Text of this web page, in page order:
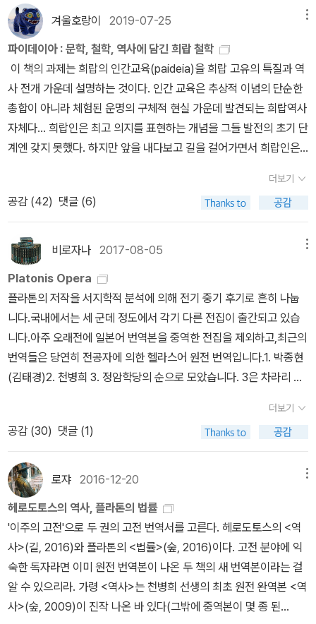
을 타락시킬 뿐이다. 시장에서 물건을 사고팔 때, 물건 값은 하나뿐이
라고 보았다. 따라서 물건이 좋다고 치켜세우거나 우수하다고 떠들어
대는 것은 금지된다. 그리고 특정한 물건이 불균등하면 고르고 균등
하게 재분배해야 한다. 드문 재능을 지니고 최고의 교육을 받은 소수
는 필요한 것만 적정하게 선택하고 돈벌이에 관심을 갖지 않는다. 하
지만 대다수는 한없이 욕구하므로 자신의 혼을 무절제한 욕구에 팔아
넘길 뿐이다. 국가는 상업을 제한하는데, 상인, 임금노동자, 여관주인
등의 상행위를 엄격하게 규제한다. 이는 가난과 부를 모두 바람직하
물론이고 시장 거래도 대규모로 이루어지기 어려우므로 관리들은 소
매상의 수를 줄이고 소매 행위도 철저하게 감독한다. 이는 소매업이
모든 주민에게 유익하고, 이용하는 사회구성원에게 해악을 덜 끼치게
해야 한다고 보기 때문이다. 공동체의 교육과 훈련에서 남녀는 차별
받지 않는다. 교육과 관련해서 여자들도 똑같이 교육받아야 한다. 이
는 남녀가 합심해서 같은 목표를 추구해야 하기 때문이다. 이를 거부
하는 대부분의 국가에 대해서 반쪽 국가에 지나지 않는다고 비판한
다. 플라톤은 온전한 법률 제도를 갖추고 잘 다스려지고, 미덕을 발휘
하기에 유리한 조건들을 갖춘 나라도 불법 행위에 대한 규정과 처벌
이 필요하다고 본다. 그런데 이런 형법과 처벌의 성격과 의미는 어떤
받는 자를 더 유덕하게, 덜 사악하게 개선하기 위한 것이라고 본다. 곧
참된 정의를 사랑하도록 이끌기 위해서 처벌을 가하고자 한다. 이는
불의가 즐거움, 기개, 무지 때문에 생기는 것이라고 보고, 이런 악덕에
이끌리는 혼 대신에 훌륭한 것에 대한 믿음이 혼을 지배하도록 할 필
요가 있다고 본다. 각자의 혼을 도야함으로써 격정, 두려움, 즐거움,
욕구 따위가 혼을 지배하지 않도록 하는 것이 바람직하다. 처벌은 그
자체가 목표가 아니라 교정, 곧 미덕을 통해서 변화된 개인을 지향한
다. 형법과 처벌은 소극적인 규정들이지만 이런 관점에서 해석할 때
공동체의 질서를 부정하는 개인들을 변증법적으로 부정함으로써 공
0Meno.pdfG.M.A. Grube (1997 ?)'Indeed, if a joke is in ord
er, you seem, in appearance and in every other way, to be l
ike the broad torpedo fish, for it too makes anyone who c
omes close and touches it feel numb, and you now seem t
o have had that kind of effect on me, for both my mind an
d my tongue are numb, and I have no answer to give yo
u.'https://commons.princeton.edu/eng574-s23/wp-conte
nt/uploads/sites/348/2023/02/Plato-Meno.pdfJ. Holbo &
hole business into a bit of a joke, on the inside you’re like o
ne of those stingrays that paralyzes everything it touches;
you look a bit like one, too – broad and flat. Anyway, now
you’ve done it to me; both my mind and my tongue are co
mpletely numb. I’ve got no answer to give you.'https://123
philosophy.wordpress.com/wp-content/uploads/2018/09/
meno.pdfCathal Woods (2011-2012)'You seem to me, if it i
s possible to joke a little, to be, in appearance and in every
way, exactly like the broad electric ray of the sea, for it to
o numbs anyone who approaches and comes in contact
with it, and now you seem to have put me in something lik
e the same state.'https://marom.net.technion.ac.il/files/20
18/09/Meno.pdf 과거에는 torpedo fish라고 옮겼는데, Cathal
을 써서 electric ray로 옮기고 있다. torpedo는 '어뢰'를 뜻하기도
한다. (고대?) 그리스어 원문은 다음과 같다.'Καὶ γὰρ δὴ εἴπερ δ
εῖ καὶ σκώψαντά σε εἰπεῖν, δοκεῖς μοι καὶ τῇ ὄψει καὶ ἄλλ
ῳ παντὶ τρόπῳ ὅμοιος εἶναι τῇ πλατείᾳ νάρκῃ τῇ θαλαττί
ᾳ. καὶ γὰρ αὕτη τοὺς πλησιάζοντας καὶ ἁπτομένους ναρκ
ᾶν ποιεῖ, καὶ σύ μοι δοκεῖς νυνὶ τοιοῦτόν τι πεποιηκέναι,
ναρκᾶν με· καὶ γὰρ τὴν ψυχὴν καὶ τὸ στόμα νενάρκην κα
ὶ οὐκ ἔχω ὅτι ἀποκρίνομαι σοι.' 앞의 '넓적한'(flat, broad, π
>와 <법률>이 그 선례를 따른다면, 결국 시리즈의 통일성을 스스로
저버리는 꼴이 되어 버릴 터이니 어떻게 될지 궁금하다.여하간 정암
학당이 출판사를 옮기고 뭐하는 와중에 '국내 최초 원전 번역 플라톤
전집' 완간의 영예는 엉뚱하게도 후발 주자인 천병희가 가져가고 말
았으니, 한편으로는 아이러니하고 또 한편으로는 쌤통이라는 느낌도
없지 않다. 심지어 철학 전공자도 아니라며 무시당하던 천병희에게
뒤처졌으니 전공자 모임인 정암학당으로선 참 민망하지 않겠나.우스
자를 농락한 바 있다는 점이다. 즉 원래는 전집을 의도하지 않고 두세
편씩 쪼개서 조금씩 간행하다가, 뒤늦게 전집으로 명명하고 합본을
만들고 표지를 교체하여 나머지 두 권을 내서 완간했기 때문에, 처음
부터 구입한 독자는 통일된 디자인의 전집을 결코 가질 수 없는 것이
다.이쯤 되면 정암학당/이제이북스나 천병희/숲 모두 플라톤 전집이
라는 거창한 시도를 하면서도 장기적인 계획이나 전략 부족/부재로
독자를 농락했다는 점에서 비판의 여지가 있어 보인다. 짧게는 십수
년, 길게는 이십 년 넘게 지속된 사업이 판형이나 표지 같은 기초적인
부분에서부터 일관성 없이 뒤바뀌면 과연 어떤 독자가 순순히 받아들
이겠나.개인적으로는 '국내 최초 원전 번역 플라톤 전집' 완간의 영예
가 박종현에게 돌아갔어야 마땅하다고 생각한다. 서광사의 <국가>가
저서를 여러 전공자들이 나누어 번역하기로 했다가, 세월이 흐르며
공역자 한 명을 제외하고는 다 떨어져 나가서 사실상 박종현의 단독
번역이 되었다.박종현도 처음부터 단독 완간을 목표로 매진했다면 충
분히, 어쩌면 더 일찍 달성할 수 있었겠지만, 번역 후기 중 하나에서
동참을 약속한 동료 학자들을 믿는다며 당분간 본인의 저술에만 집중
하겠다고 밝힌 바 있다. 하지만 결국에는 이런 신의가 보답을 얻지 못
한 형국이어서, 박종현의 플라톤 전집은 맨 먼저 시작했지만 아직 진
행 중인 상황이다.물론 학술서 번역 출판은 올림픽도 월드컵도 아니
니 누가 먼저고 나중이고를 따져보았자 별 의미는 없을 것이다. 하지
만 무려 3파전으로 벌어진 플라톤 전집 완간 경쟁의 과정과 결과를
살펴보니 새삼스레 신의의 중요성을 실감하게 되어 한 마디 해본다.
로 자리잡았다. 그만큼 모든 기반이 허약했다. _ 김두식, <법률가들>
, p475/526 김두식의 다른 책 <법률가들>은 사법부 문제의 기원
을 찾아가는 책이다. 일제 하 이른바 근대제도의 정착과정에서 전통
과의 단절과 갑작스러운 제도의 이식은 혼란을 가져왔으며, 이러한
혼란이 가라앉기 전 더 빨리 찾아온 해방은 사법부를 비롯한 극심한
혼란을 가져왔다. 일본이 남기고 황급히 떠나고 남긴 자산이 남한 내
부의 불평등 시초였다면, 사법부에서 이법회 문제는 학문과 권력에서
의 불평등 시초였다. 1945년 해방으로 중단된 조선변호사시험 응시
생 전원에게 합격증을 배부한 '이법회'문제는 최근 우리 사회에서 제
들이 시험에 응시해 합법적으로 법조인이 될 수 있는 제도가 마련되
문제는 법조계에 대한 일반의 '불공정' 인식을 심어주기에 충분했
다. 적산(敵産)은 점령지대 안에 소재하는 적국 소유 또는 적국국민
소유의 재산을 말한다. 승전국인 미국 입장에서는 조선에 있는 일본
재산은 모두 미국 것이었다. 승전국에 귀속된다는 의미에서 '귀속재
산'이라고 불리기도 한다. 그런데 조선인 입장에서 보면 '적산'은 일제
가 식민통치 기간 동안 수탈한 우리 재산이었다. 여기에서 수많은 혼
선이 빚어졌다... 한동안 적산은 먼저 차지하는 사람이 임자였다. 적산
적 힘이 곧장 경제적 힘으로 연결된 계기이기도 했다. _ 김두식, <법
률가들> , p163/526 일제시대 시험에 붙은 사람들을 법원에서 내쫒
는다고 해서 일제유산이 깨끗하게 정리되는 것도 아니었다. 근본적으
로는 법조계만큼 해방전후 구분이 의미없는 분야도 없다. 이 문제를
이해하기 위해서 우리는 1945년 8월 15일 해방 당일의 경성으로 되
돌아갈 필요가 있다. 이미 몇차례 운을 띄운 이법회 문제다. 이법회는
유태흥 대법원장이 말하는 '열패고(劣敗苦)'를 이해하는 열쇠이기도
하다. _ 김두식, <법률가들> , p436/526 이법(以法)은 문자 그대
로 '법대로' 하자는 의미였고, 자신들의 문제를 법으로 풀겠다는 의지
를 보인 작명이었다. 이법회 회원들의 요구사항에 관한 공식적인 기
록은 이렇다. '이법회원들은 변호사시험 중단의 책임은 일본국 정부
었던 간절함을 담아 푸념해본다공부가 돼 버린 독서에서 여유가 사라
졌다과연, 내가 원하는게 뭔지....
日本會議の正體>는 현 일본 총리 아베 신조(安倍 晋三, 1954 ~
)의 배후로 알려진 '일본회의'라는 조직을 파헤친 책이다. 최근(2019
년) 일본과 우리나라의 갈등이 커지면서 일본 극우화에 대한 관심이
높아지고 있는데, 이 책은 이에 대한 궁금증을 어느정도 해소해준다.
이번 페이퍼에서는 <일본회의의 정체>를 중심으로 일본의 극우화와
천황제에 대해 살펴보고자 한다. 우리나라가 IMF위기를 맞이한 19
97년 결성된 일본회의는 일본 내 우파 세력들이 통합되어 만들어진
조직으로, 일본회의의 원류를 신흥종교단체 '생장의 집 生長の家'에
서 찾는다. 그리고, 이들이 종교를 바탕으로 맺어진 조직이기에 끈끈
한 유대감과 지속적인 영향력을 행사할 수 있었다고 설명한다. 일본
한다면, 현재 일본회의를 지탱하는 주축은 이세 신궁을 본종으로 하
는 신사본청을 정점에 둔 신도 종교집단이다. 종교단체로서의 신도와
신사계에는 엄청난 동원력과 자금력, 영향력이 있다.(p121) <일본 회
의의 정체> 中 일본회의의 원류는 신흥종교단체인 생장의 집이라고
할 수 있는데, 이 사실은 이미 의심할 여지가 없다. 아니, 정확히 말하
자면 생장의 집 출신자들에 의한 정치활동이 일본회의로 이어지면서
전후 일본 우파운동의 원류가 되었다고 말해야 할 것이다.(p115)...
이들의 뿌리에는 '종교심'이 있다. 일반인의 감각으로는 좀처럼 이해
쉽게 바뀌지 않고 바꿀 수조차 없다. 타인이 어떻게 생각하건 신경 쓰
지 않고, 포기하지 않고, 믿는 바를 향해 오직 직진할 뿐이다.(p117)
<일본 회의의 정체> 中 생장의 집에서 시작된 극우운동은 일본 전통
의 신도(神道) 세력과 결탁하면서 튼튼한 자금 지원을 받으며 일본
사회에 뿌리를 내리게 되었다. 이처럼 종교(宗敎)가 중심이 되어 뭉
친 이들 일본회의가 추구하는 이념은 무엇일까. 그것은 한마디로 전
전(戰前)으로의 회귀(回歸)다. 일본회의와 그 전신인 우파조직은
무엇보다 먼저 1) 천황, 황실, 천황제의 수호와 그 숭배, 이어서 2) 현
행 헌법과 그로 상징되는 전후체제의 타파, 그리고 이에 부수하는 것
으로서 3) '애국적'인 교육의 추진, 4) '전통적'인 가족관의 고집, 5)
'자학적'인 역사관의 부정. 이로부터 파생한 그 밖의 주제를 다룰 수는
겨울호랑이 2019-07-25
파이데이아 : 문학, 철학, 역사에 담긴 희랍 철학
이 책의 과제는 희랍의 인간교육(paideia)을 희랍 고유의 특질과 역
사 전개 가운데 설명하는 것이다. 인간 교육은 추상적 이념의 단순한
총합이 아니라 체험된 운명의 구체적 현실 가운데 발견되는 희랍역사
자체다... 희랍인은 최고 의지를 표현하는 개념을 그들 발전의 초기 단
계엔 갖지 못했다. 하지만 앞을 내다보고 길을 걸어가면서 희랍인은
그것은 바로 더욱 훌륭한 인간의 조형이었다. 희랍인에게 교육사상은
모든 인간적 분투를 대표하며, 교육은 인간 공동체와 개인의 궁극적
존립 정당성이었다.(p20) <파이데이아 1> 中 베르너 예거(Werner
Jaeger, 1888 ~ 1961)는 <파이데이아 1 Paideia: The Ideals of
Greek Culture Volume 1>에서 고대 희랍의 문학, 철학, 정치 등의
작품에 담긴 교육의 대상과 내용을 분석하면서, 희랍 교육 사상안에
희랍 정신의 정수(精髓)가 담겨있다고 결론내린다.[그림] Paideia
(출처 : https://hellenicfaith.com/paideia/) 희랍 교육사상은, 민
족과 국가가 정신적으로 조형된 삶 속에서 외부로 뻗어 나가며 그 힘
으로 타 민족과 타 국가를 빨아들이는 가장 숭고한 힘의 총체가 되었
다. 인간교육의 이념 말고 희랍세계에서 아테네가 보여준 정치적 권
력의지를 정당화해줄 근거는 달리 없을 것인데, 특히 아테네의 외적
좌절 이후에 더욱 그러했다. 그리고 인간교육의 이념에서 아티카 정
中 고대 희랍에서 교육(敎育)은 공동체 유지를 위한 수단이었기에
무엇을 가르칠 것인가하는 문제는 매우 중요한 과제였다. 예거는 역
사의 흐름 속에서 귀족계층은 흥망(興亡)을 거듭하며, 때로는 권력
을 내주기도 하지만 빠른 시간내에 권력을 획득하면서 중심에 있었으
며 이러한 귀족정신을 대표하는 덕목이 '탁월함(arete)'이라 해석한
다. 귀족층은 민족교육의 정신적 원천이다.... 교육은 다만 점차 정신
영역으로 옮겨간 민족적 귀족이념이다.(p39)... 지배와 탁월함은 서
로 분리되지 않는 하나다. '탁월함(arete)'의 어원은 뛰어남과 월등함
더보기
공감 (42) 댓글 (6)
비로자나 2017-08-05
Platonis Opera
플라톤의 저작을 서지학적 분석에 의해 전기 중기 후기로 흔히 나눕
니다.국내에서는 세 군데 정도에서 각기 다른 전집이 출간되고 있습
니다.아주 오래전에 일본어 번역본을 중역한 전집을 제외하고,최근의
번역들은 당연히 전공자에 의한 헬라스어 원전 번역입니다.1. 박종현
(김태경)2. 천병희 3. 정암학당의 순으로 모았습니다. 3은 차라리 대
음의 기준이 약간씩 다릅니다. 또한, 2는 재출간되면서 추가적인 분
책이 생기는 것으로 보입니다.그냥 '전집'으로 해서 탁, 내주면 고민할
필요도 없고 좋을텐데,지속적으로 점진적으로 작업들이 이루어지는
관계로, 스스로의 구매와 독서를 위해 정리해 보았습니다. Early: Ap
ology (of Socrates), O O OCharmides, X O XCrito, O O OEu
thyphro, O X X Gorgias, X O O (Lesser) Hippias (minor), X X
X (Greater) Hippias (major), Ion, X O XLaches, O O O Lysis,
O O OProtagoras O O O ([에우티프론]은 유일) ([카르미데스],
[이온]은 유일) Middle/Transitional: Cratylus, X O O Euthyde
mus, X X OMeno, O O OParmenides, X O XPhaedo, O O OP
haedrus, O O O Republic, O O XSymposium, O O O (2는 처
더보기
공감 (30) 댓글 (1)
로쟈 2016-12-20
헤로도토스의 역사, 플라톤의 법률
'이주의 고전'으로 두 권의 고전 번역서를 고른다. 헤로도토스의 <역
사>(길, 2016)와 플라톤의 <법률>(숲, 2016)이다. 고전 분야에 익
숙한 독자라면 이미 원전 번역본이 나온 두 책의 새 번역본이라는 걸
알 수 있으리라. 가령 <역사>는 천병희 선생의 최초 원전 완역본 <역
사>(숲, 2009)이 진작 나온 바 있다(그밖에 중역본이 몇 종 된